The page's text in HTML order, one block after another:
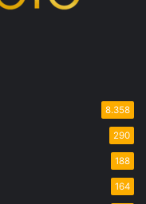
8.358
290
188
164